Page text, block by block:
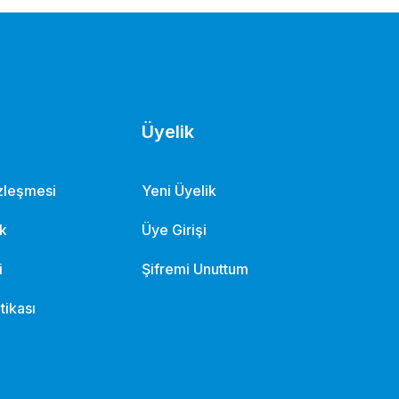
Üyelik
Yeni Üyelik
Üye Girişi
Şifremi Unuttum